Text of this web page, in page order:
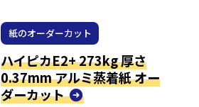
紙のオーダーカット
ハイピカE2+ 273kg 厚さ
0.37mm アルミ蒸着紙 オー
ダーカット